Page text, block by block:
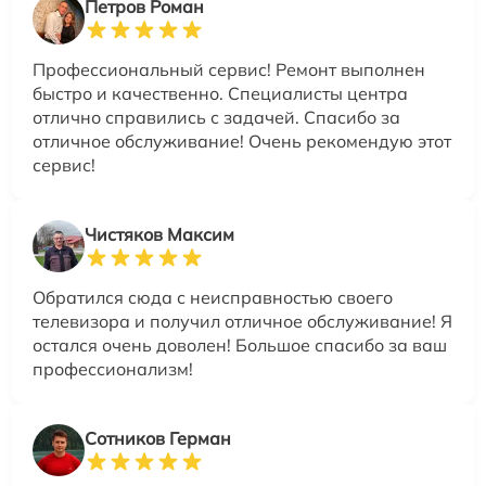
Петров Роман
Профессиональный сервис! Ремонт выполнен
быстро и качественно. Специалисты центра
отлично справились с задачей. Спасибо за
отличное обслуживание! Очень рекомендую этот
сервис!
Чистяков Максим
Обратился сюда с неисправностью своего
телевизора и получил отличное обслуживание! Я
остался очень доволен! Большое спасибо за ваш
профессионализм!
Сотников Герман